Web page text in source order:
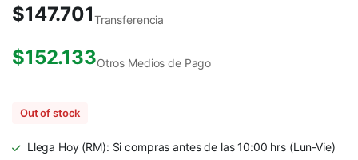
$147.701Transferencia
$152.133Otros Medios de Pago
Out of stock
Llega Hoy (RM): Si compras antes de las 10:00 hrs (Lun-Vie)